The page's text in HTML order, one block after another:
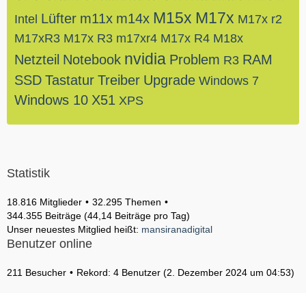
Intel Lüfter m11x m14x M15x M17x M17x r2
M17xR3 M17x R3 m17xr4 M17x R4 M18x
Netzteil Notebook nvidia Problem R3 RAM
SSD Tastatur Treiber Upgrade Windows 7
Windows 10 X51 XPS
Statistik
18.816 Mitglieder
32.295 Themen
344.355 Beiträge (44,14 Beiträge pro Tag)
Unser neuestes Mitglied heißt: mansiranadigital
Benutzer online
211 Besucher Rekord: 4 Benutzer (2. Dezember 2024 um 04:53)